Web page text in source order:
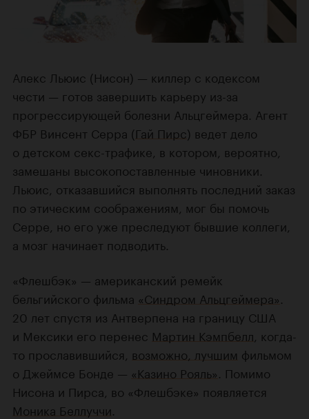
Алекс Льюис (Нисон) — киллер с кодексом
чести — готов завершить карьеру из-за
прогрессирующей болезни Альцгеймера. Агент
ФБР Винсент Серра (Гай Пирс) ведет дело
о детском секс-трафике, в котором, вероятно,
замешаны высокопоставленные чиновники.
Льюис, отказавшийся выполнять последний заказ
по этическим соображениям, мог бы помочь
Серре, но его уже преследуют бывшие коллеги,
а мозг начинает подводить.
«Флешбэк» — американский ремейк
бельгийского фильма «Синдром Альцгеймера»
20 лет спустя из Антверпена на границу США
и Мексики его перенес Мартин Кэмпбелл , когда-
то прославившийся, возможно, лучшим фильмом
о Джеймсе Бонде — «Казино Рояль» . Помимо
Нисона и Пирса, во «Флешбэке» появляется
Моника Беллуччи